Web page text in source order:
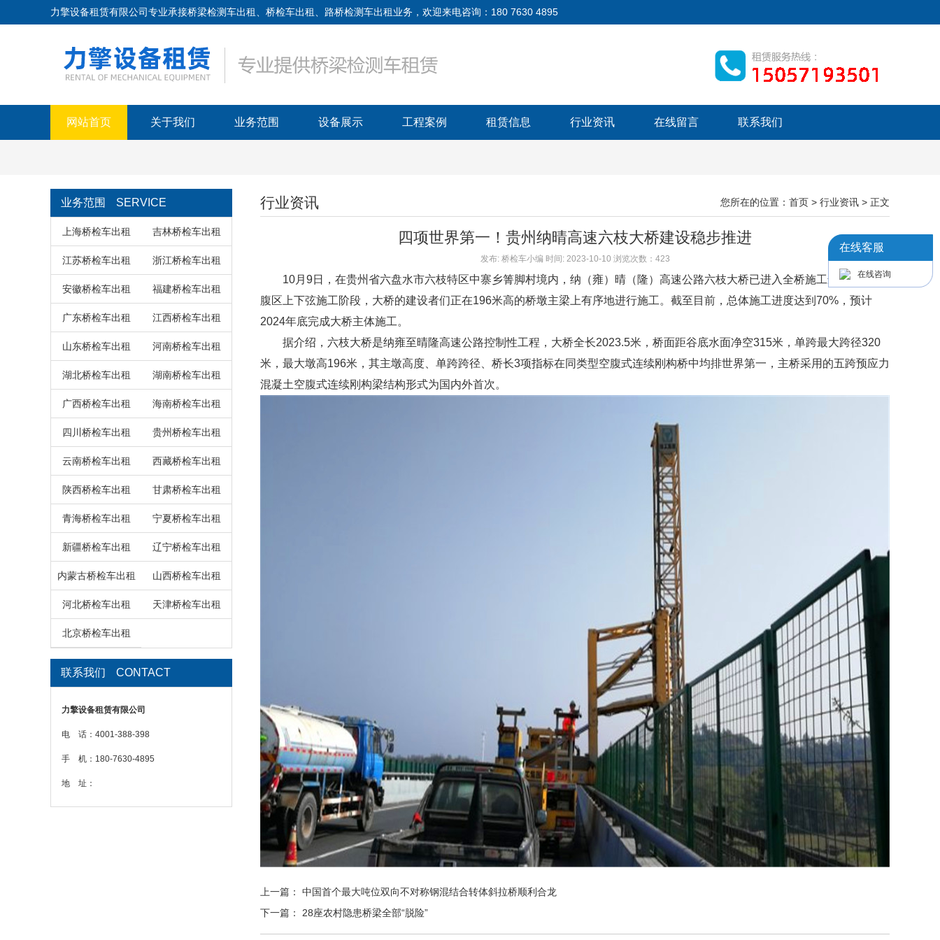
力擎设备租赁有限公司专业承接桥梁检测车出租、桥检车出租、路桥检测车出租业务，欢迎来电咨询：180 7630 4895
网站首页 关于我们 业务范围 设备展示 工程案例 租赁信息 行业资讯 在线留言 联系我们
业务范围 SERVICE
上海桥检车出租 吉林桥检车出租
江苏桥检车出租 浙江桥检车出租
安徽桥检车出租 福建桥检车出租
广东桥检车出租 江西桥检车出租
山东桥检车出租 河南桥检车出租
湖北桥检车出租 湖南桥检车出租
广西桥检车出租 海南桥检车出租
四川桥检车出租 贵州桥检车出租
云南桥检车出租 西藏桥检车出租
陕西桥检车出租 甘肃桥检车出租
青海桥检车出租 宁夏桥检车出租
新疆桥检车出租 辽宁桥检车出租
内蒙古桥检车出租 山西桥检车出租
河北桥检车出租 天津桥检车出租
北京桥检车出租
联系我们 CONTACT
力擎设备租赁有限公司
电 话：4001-388-398
手 机：180-7630-4895
地 址：
您所在的位置： 首页 > 行业资讯 > 正文
行业资讯
四项世界第一！贵州纳晴高速六枝大桥建设稳步推进
发布: 桥检车小编 时间: 2023-10-10 浏览次数： 423
10月9日，在贵州省六盘水市六枝特区中寨乡箐脚村境内，纳（雍）晴（隆）高速公路六枝大桥已进入全桥施工最复杂的空
腹区上下弦施工阶段，大桥的建设者们正在196米高的桥墩主梁上有序地进行施工。截至目前，总体施工进度达到70%，预计
2024年底完成大桥主体施工。
据介绍，六枝大桥是纳雍至晴隆高速公路控制性工程，大桥全长2023.5米，桥面距谷底水面净空315米，单跨最大跨径320
米，最大墩高196米，其主墩高度、单跨跨径、桥长3项指标在同类型空腹式连续刚构桥中均排世界第一，主桥采用的五跨预应力
混凝土空腹式连续刚构梁结构形式为国内外首次。
上一篇： 中国首个最大吨位双向不对称钢混结合转体斜拉桥顺利合龙
下一篇： 28座农村隐患桥梁全部“脱险”
在线客服
在线咨询